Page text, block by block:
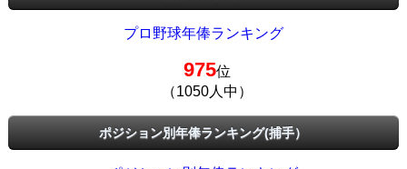
プロ野球年俸ランキング
975位
（1050人中）
ポジション別年俸ランキング(捕手）